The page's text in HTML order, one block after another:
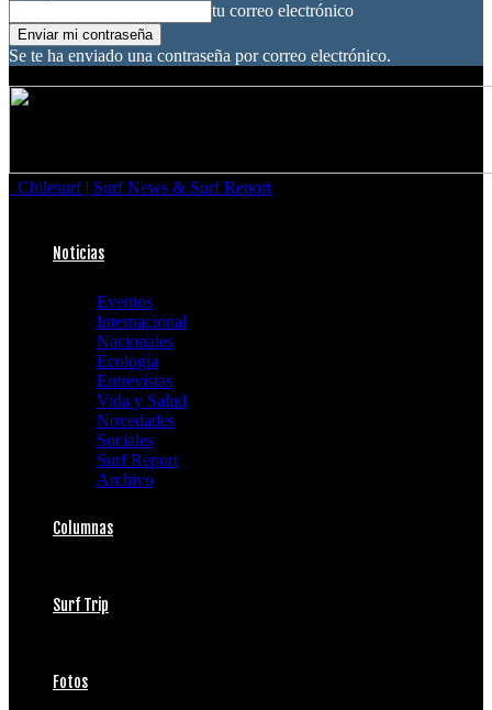
tu correo electrónico
Se te ha enviado una contraseña por correo electrónico.
Chilesurf | Surf News & Surf Report
Noticias
Eventos
Internacional
Nacionales
Ecología
Entrevistas
Vida y Salud
Novedades
Sociales
Surf Report
Archivo
Columnas
Surf Trip
Fotos